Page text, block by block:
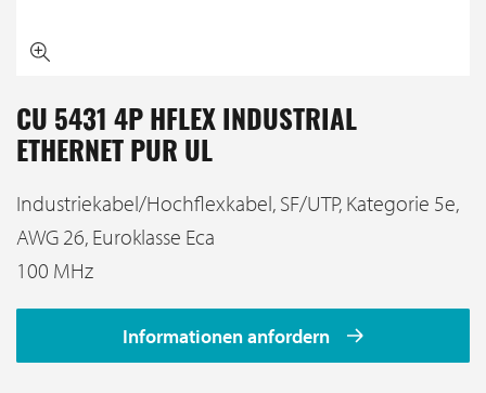
CU 5431 4P HFLEX INDUSTRIAL
ETHERNET PUR UL
Industriekabel/Hochflexkabel, SF/UTP, Kategorie 5e,
AWG 26, Euroklasse Eca
100 MHz
Informationen anfordern